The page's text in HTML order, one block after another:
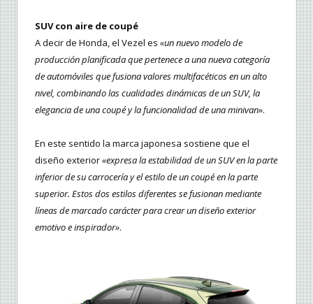
SUV con aire de coupé
A decir de Honda, el Vezel es «un nuevo modelo de
producción planificada que pertenece a una nueva categoría
de automóviles que fusiona valores multifacéticos en un alto
nivel, combinando las cualidades dinámicas de un SUV, la
elegancia de una coupé y la funcionalidad de una minivan».
En este sentido la marca japonesa sostiene que el
diseño exterior«expresa la estabilidad de un SUV en la parte
inferior de su carrocería y el estilo de un coupé en la parte
superior. Estos dos estilos diferentes se fusionan mediante
líneas de marcado carácter para crear un diseño exterior
emotivo e inspirador».